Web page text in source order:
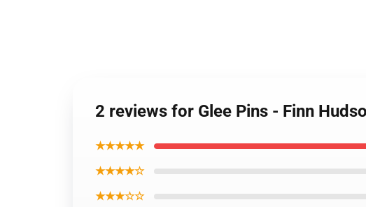
2 reviews for Glee Pins - Finn
★★★★★
★★★★☆
★★★☆☆